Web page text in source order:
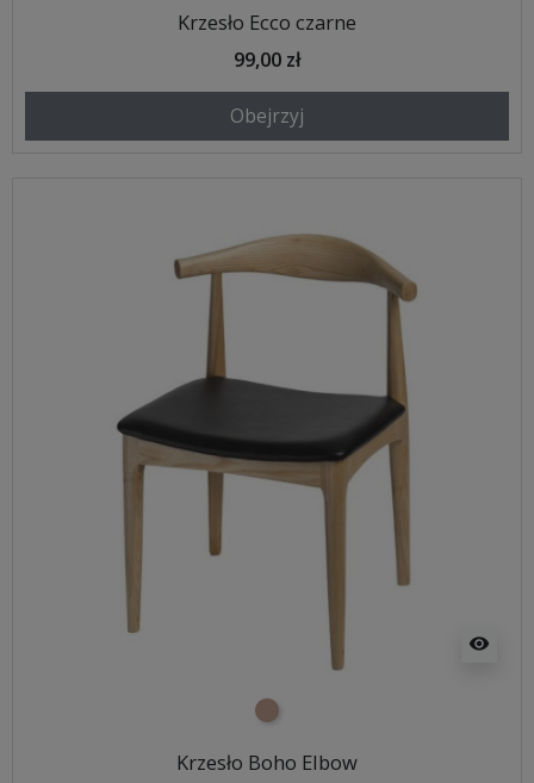
Krzesło Ecco czarne
99,00 zł
Obejrzyj
visibility
jasnobrązowy
Krzesło Boho Elbow